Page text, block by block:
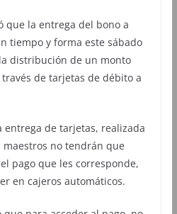
que la entrega del bono a
tiempo y forma este sábado
distribución de un monto
de tarjetas de débito a
entrega de tarjetas, realizada
no tendrán que
pago que les corresponde,
en cajeros automáticos.